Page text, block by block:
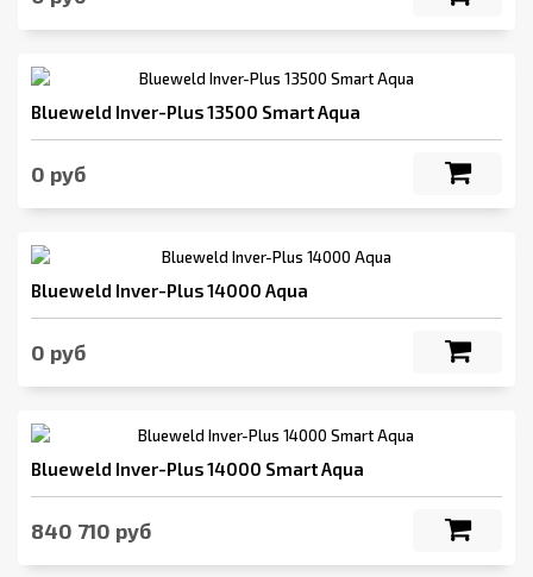
Blueweld Inver-Plus 13500 Smart Aqua
0 руб
Blueweld Inver-Plus 14000 Aqua
0 руб
Blueweld Inver-Plus 14000 Smart Aqua
840 710 руб